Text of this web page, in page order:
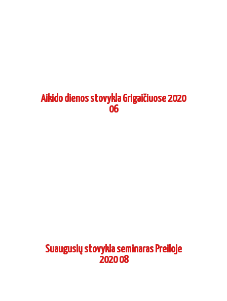
Aikido dienos stovykla Grigaičiuose 2020
06
Suaugusių stovykla seminaras Preiloje
2020 08